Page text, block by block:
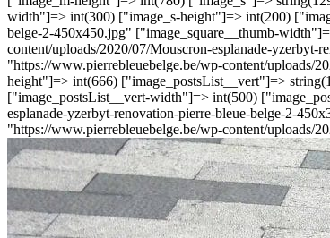
width"]=> int(300) ["image_s-height"]=> int(200)
belge-2-450x450.jpg" ["image_square__thumb-
content/uploads/2020/07/Mouscron-esplanade-
"https://www.pierrebleuebelge.be/wp-content/uploads/
height"]=> int(666) ["image_postsList__vert"]=>
["image_postsList__vert-width"]=> int(500)
esplanade-yzerbyt-renovation-pierre-bleue-belge-2-
"https://www.pierrebleuebelge.be/wp-content/